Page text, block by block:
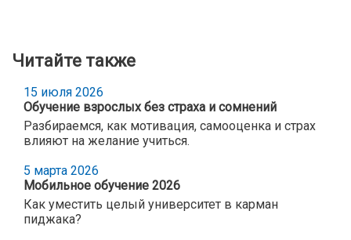
Читайте также
15 июля 2026
Обучение взрослых без страха и сомнений
Разбираемся, как мотивация, самооценка и страх
влияют на желание учиться.
5 марта 2026
Мобильное обучение 2026
Как уместить целый университет в карман
пиджака?